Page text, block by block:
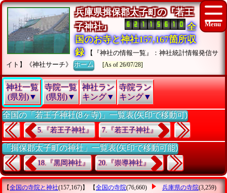
兵庫県揖保郡太子町の『若王
子神社』
全
国のお寺と神社157,167箇所収
録
【『神社の情報一覧』：神社統計情報発信サ
イト】《神社サーチ》ホーム [As of 26/07/28]
神社一覧
(県別)▼
寺院一覧
(県別)▼
神社ラン
キング▼
寺院ラン
キング▼
全国の「若王子神社(8ヶ寺)」一覧表(矢印で移動可)
5.『若王子神社』 7.『若王子神社』
「揖保郡太子町の神社」一覧表(矢印で移動可能)
18.『黒岡神社』 20.『崇導神社』
【全国の寺院と神社(157,167)】 【全国の寺院(76,660) 兵庫県の寺院(3,259)